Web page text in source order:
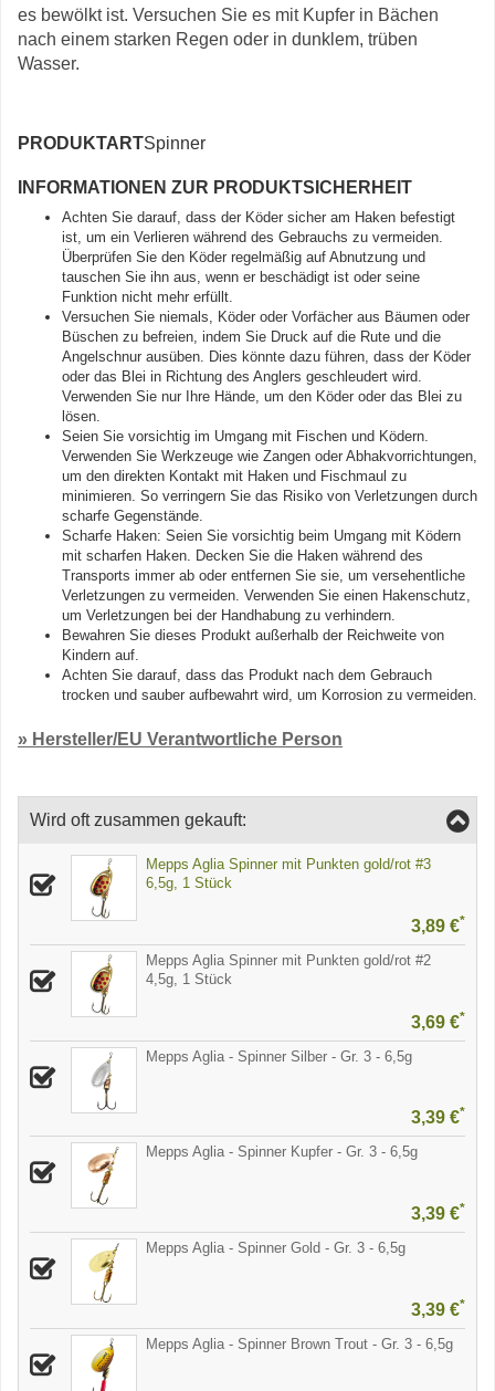
es bewölkt ist. Versuchen Sie es mit Kupfer in Bächen
nach einem starken Regen oder in dunklem, trüben
Wasser.
PRODUKTARTSpinner
INFORMATIONEN ZUR PRODUKTSICHERHEIT
Achten Sie darauf, dass der Köder sicher am Haken befestigt
ist, um ein Verlieren während des Gebrauchs zu vermeiden.
Überprüfen Sie den Köder regelmäßig auf Abnutzung und
tauschen Sie ihn aus, wenn er beschädigt ist oder seine
Funktion nicht mehr erfüllt.
Versuchen Sie niemals, Köder oder Vorfächer aus Bäumen oder
Büschen zu befreien, indem Sie Druck auf die Rute und die
Angelschnur ausüben. Dies könnte dazu führen, dass der Köder
oder das Blei in Richtung des Anglers geschleudert wird.
Verwenden Sie nur Ihre Hände, um den Köder oder das Blei zu
lösen.
Seien Sie vorsichtig im Umgang mit Fischen und Ködern.
Verwenden Sie Werkzeuge wie Zangen oder Abhakvorrichtungen,
um den direkten Kontakt mit Haken und Fischmaul zu
minimieren. So verringern Sie das Risiko von Verletzungen durch
scharfe Gegenstände.
Scharfe Haken: Seien Sie vorsichtig beim Umgang mit Ködern
mit scharfen Haken. Decken Sie die Haken während des
Transports immer ab oder entfernen Sie sie, um versehentliche
Verletzungen zu vermeiden. Verwenden Sie einen Hakenschutz,
um Verletzungen bei der Handhabung zu verhindern.
Bewahren Sie dieses Produkt außerhalb der Reichweite von
Kindern auf.
Achten Sie darauf, dass das Produkt nach dem Gebrauch
trocken und sauber aufbewahrt wird, um Korrosion zu vermeiden.
» Hersteller/EU Verantwortliche Person
Wird oft zusammen gekauft:
Mepps Aglia Spinner mit Punkten gold/rot #3
6,5g, 1 Stück
3,89 €*
Mepps Aglia Spinner mit Punkten gold/rot #2
4,5g, 1 Stück
3,69 €*
Mepps Aglia - Spinner Silber - Gr. 3 - 6,5g
3,39 €*
Mepps Aglia - Spinner Kupfer - Gr. 3 - 6,5g
3,39 €*
Mepps Aglia - Spinner Gold - Gr. 3 - 6,5g
3,39 €*
Mepps Aglia - Spinner Brown Trout - Gr. 3 - 6,5g